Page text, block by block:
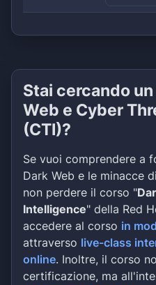
Stai cercando
Web e Cyber
(CTI)?
Se vuoi comprendere a
Dark Web e le minacce
non perdere il corso "
Intelligence" della Red
accedere al corso in
attraverso live-class
online. Inoltre, il corso
certificazione, ma